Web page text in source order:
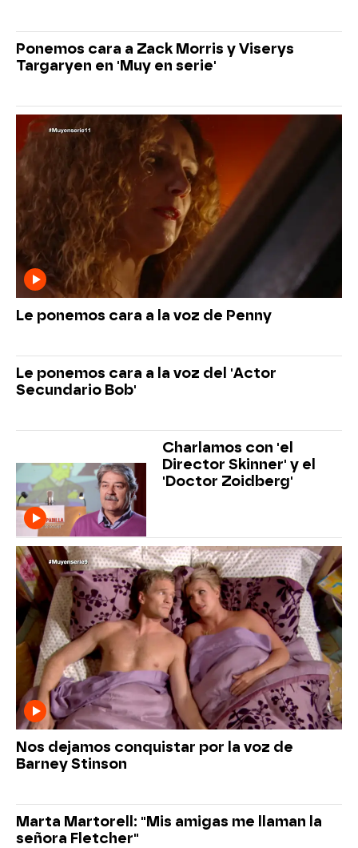
Ponemos cara a Zack Morris y Viserys
Targaryen en 'Muy en serie'
Le ponemos cara a la voz de Penny
Le ponemos cara a la voz del 'Actor
Secundario Bob'
Charlamos con 'el
Director Skinner' y el
'Doctor Zoidberg'
Nos dejamos conquistar por la voz de
Barney Stinson
Marta Martorell: "Mis amigas me llaman la
señora Fletcher"